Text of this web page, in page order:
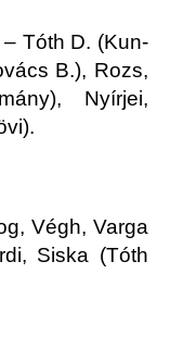
Tóth D. (Kun-
B.), Rozs,
Nyírjei,
Végh, Varga
Siska (Tóth